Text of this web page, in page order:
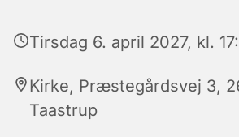
Tirsdag 6. april 2027, kl.
Kirke, Præstegårdsvej 3,
Taastrup